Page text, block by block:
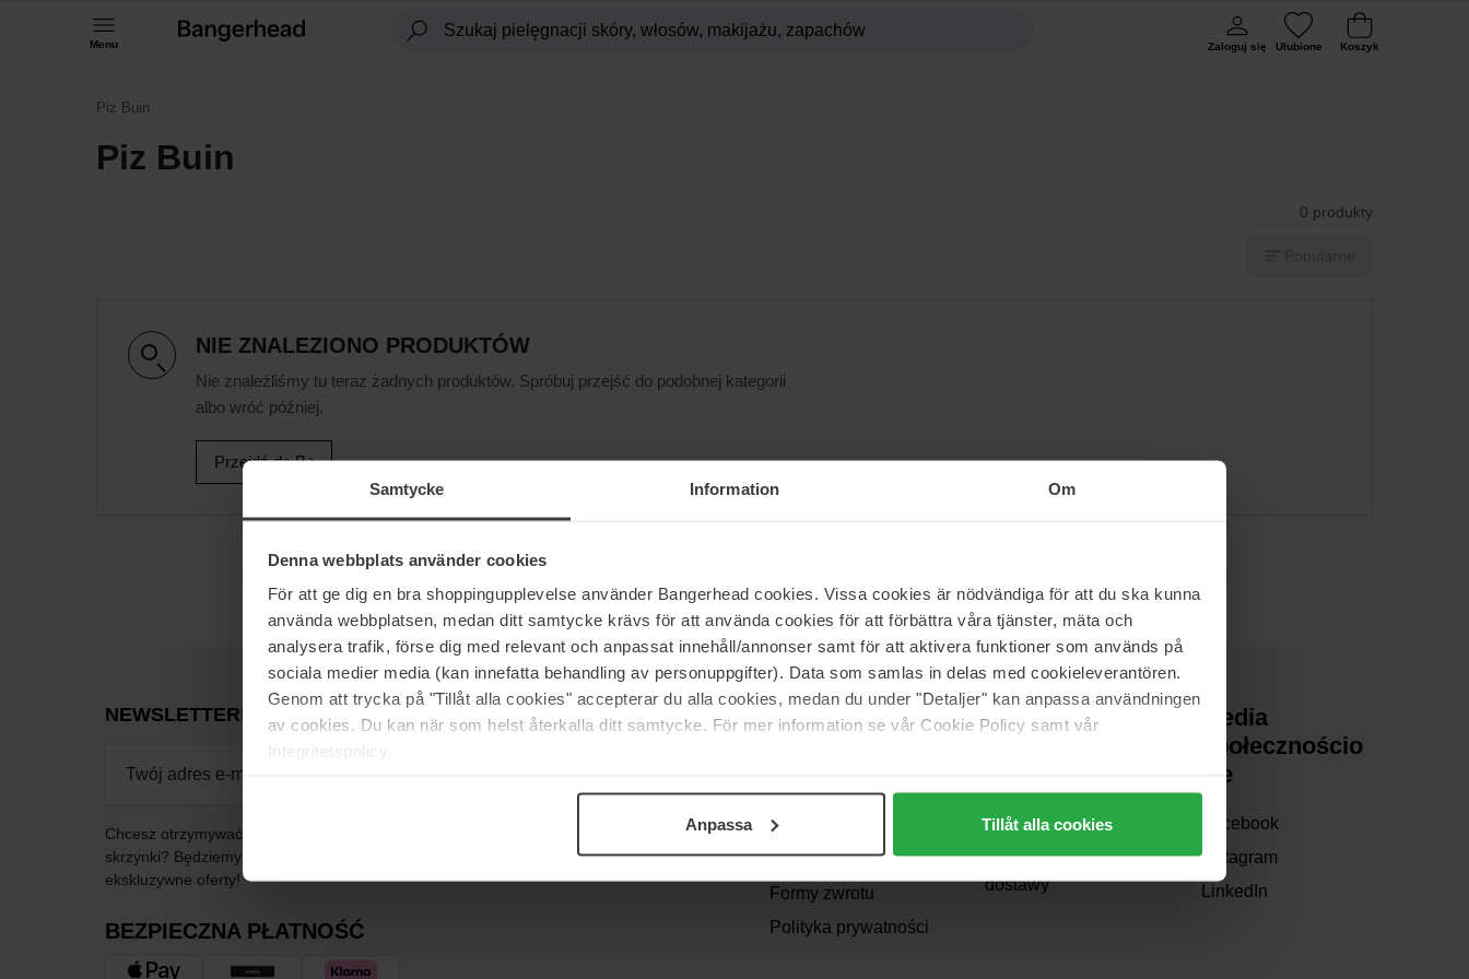
Samtycke Information Om
Denna webbplats använder cookies
För att ge dig en bra shoppingupplevelse använder Bangerhead cookies. Vissa cookies är nödvändiga för att du ska kunna
använda webbplatsen, medan ditt samtycke krävs för att använda cookies för att förbättra våra tjänster, mäta och
analysera trafik, förse dig med relevant och anpassat innehåll/annonser samt för att aktivera funktioner som används på
sociala medier media (kan innefatta behandling av personuppgifter). Data som samlas in delas med cookieleverantören.
Genom att trycka på "Tillåt alla cookies" accepterar du alla cookies, medan du under "Detaljer" kan anpassa användningen
av cookies. Du kan när som helst återkalla ditt samtycke. För mer information se vår Cookie Policy samt vår
Integritetspolicy.
Anpassa Tillåt alla cookies
Menu Zaloguj się Ulubione Koszyk
Piz Buin
Piz Buin
0 produkty
NIE ZNALEZIONO PRODUKTÓW
Nie znaleźliśmy tu teraz żadnych produktów. Spróbuj przejść do podobnej kategorii
albo wróć później.
Przejdź do B
NEWSLETTERDOWIEDZ SIĘ JAKO PIERWSZY
Chcesz otrzymywać najlepsze beauty newsy prosto do swojej
skrzynki? Będziemy wysyłać Ci najnowsze trendy, porady i
ekskluzywne oferty!
BEZPIECZNA PŁATNOŚĆ
Support
nami
Pytania i odpowiedzi
Regulamin zakupów
Formy zwrotu
Polityka prywatności
O nas
rozwój
Formy i czas
dostawy
Media
społecznościo
we
Facebook
Instagram
LinkedIn